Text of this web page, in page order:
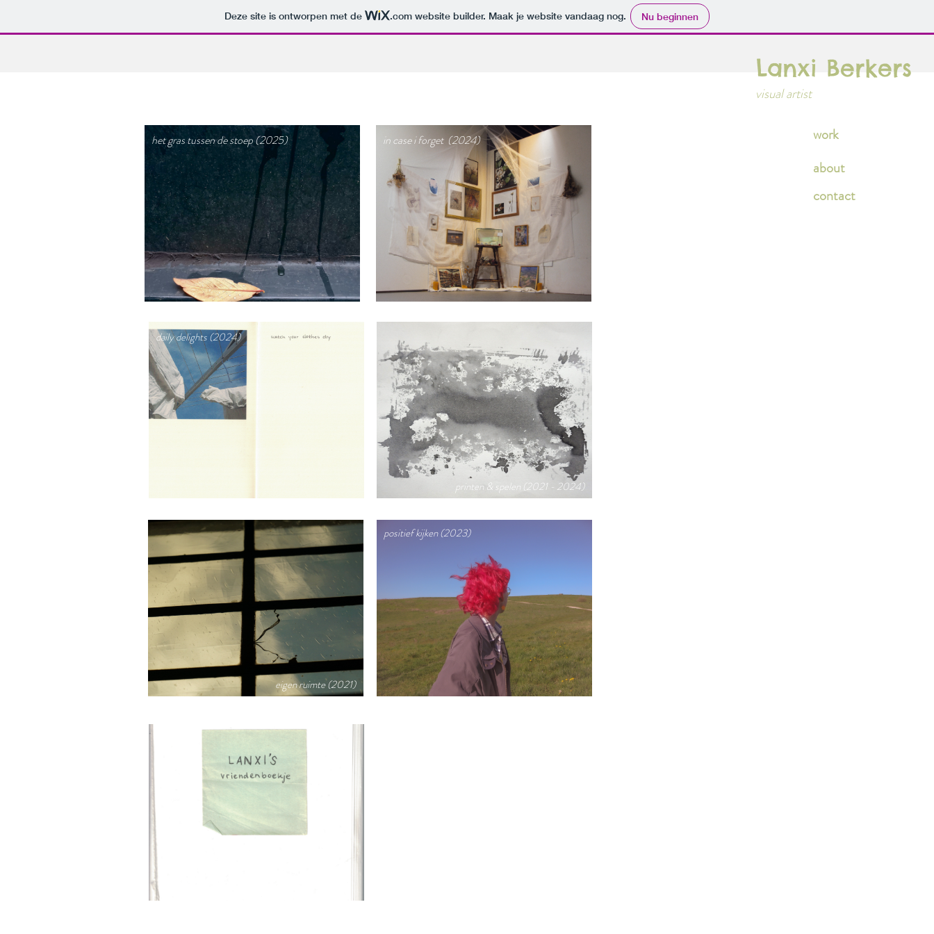
Deze site is ontworpen met de .com website builder. Maak je website vandaag nog. Nu beginnen
Lanxi Berkers
visual artist
het gras tussen de stoep (2025) in case i forget (2024)
daily delights (2024)
printen & spelen (2021 - 2024)
eigen ruimte (2021)
positief kijken (2023)
work
about
contact